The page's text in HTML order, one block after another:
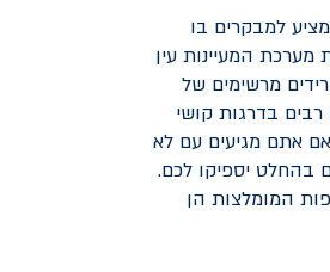
המציע למבקרים בו
המעיינות עין
מרשימים של
רבים בדרגות קושי
אם אתם מגיעים עם לא
בהחלט יספיקו לכם.
המומלצות הן